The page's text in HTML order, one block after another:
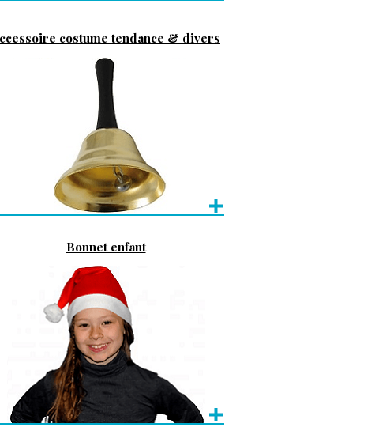
costume tendance & divers
Bonnet enfant